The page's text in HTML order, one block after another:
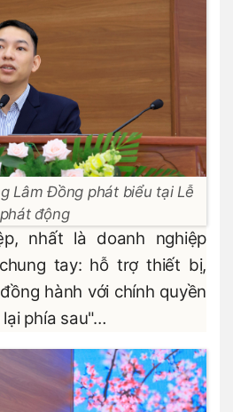
Lâm Đồng phát biểu tại Lễ
phát động
nhất là doanh nghiệp
tay: hỗ trợ thiết bị,
hành với chính quyền
phía sau"…